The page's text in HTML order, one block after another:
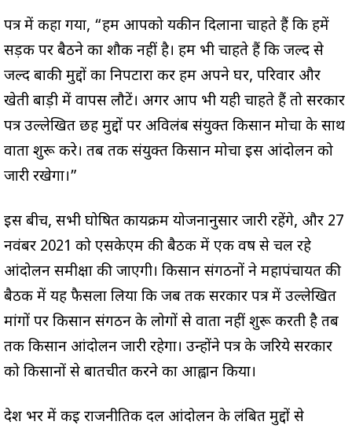
पत्र में कहा गया, “हम आपको यकीन दिलाना चाहते हैं कि हमें
सड़क पर बैठने का शौक नहीं है। हम भी चाहते हैं कि जल्द से
जल्द बाकी मुद्दों का निपटारा कर हम अपने घर, परिवार और
खेती बाड़ी में वापस लौटें। अगर आप भी यही चाहते हैं तो सरकार
पत्र उल्लेखित छह मुद्दों पर अविलंब संयुक्त किसान मोर्चा के साथ
वार्ता शुरू करे। तब तक संयुक्त किसान मोर्चा इस आंदोलन को
जारी रखेगा।”
इस बीच, सभी घोषित कार्यक्रम योजनानुसार जारी रहेंगे, और 27
नवंबर 2021 को एसकेएम की बैठक में एक वर्ष से चल रहे
आंदोलन समीक्षा की जाएगी। किसान संगठनों ने महापंचायत की
बैठक में यह फैसला लिया कि जब तक सरकार पत्र में उल्लेखित
मांगों पर किसान संगठन के लोगों से वार्ता नहीं शुरू करती है तब
तक किसान आंदोलन जारी रहेगा। उन्होंने पत्र के जरिये सरकार
को किसानों से बातचीत करने का आह्वान किया।
देश भर में कई राजनीतिक दल आंदोलन के लंबित मुद्दों से